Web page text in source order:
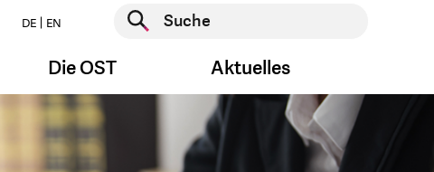
DE EN
Suche starten
Die OST Aktuelles